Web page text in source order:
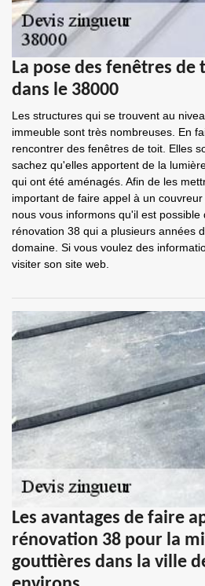
La pose des fenêtres de
dans le 38000
Les structures qui se trouvent au
immeuble sont très nombreuses. En
rencontrer des fenêtres de toit. Elles
sachez qu'elles apportent de la
qui ont été aménagés. Afin de les
important de faire appel à un couvreur
nous vous informons qu'il est possible
rénovation 38 qui a plusieurs années
domaine. Si vous voulez des
visiter son site web.
Les avantages de faire
rénovation 38 pour la
gouttières dans la ville